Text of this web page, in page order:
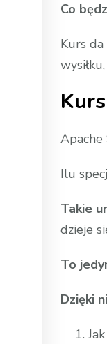
Co
Kurs
Ilu
Takie
dzieje
To
Dzięki